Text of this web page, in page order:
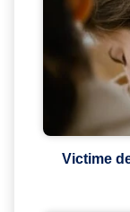
Victime